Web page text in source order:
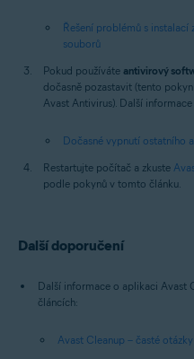
Řešení problémů s
souborů
Pokud používáte antivirový
dočasně pozastavit (tento
Avast Antivirus). Další
Dočasné vypnutí ostatního
Restartujte počítač a zkuste
podle pokynů v tomto článku.
Další doporučení
Další informace o aplikaci Avast
článcích:
Avast Cleanup – časté otázky